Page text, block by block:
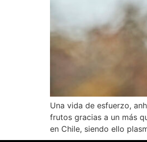
Una vida de esfuerzo,
frutos gracias a un más
en Chile, siendo ello